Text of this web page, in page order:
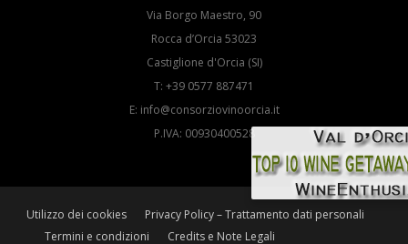
Via Borgo Maestro, 90
Rocca d’Orcia 53023
Castiglione d'Orcia (SI)
T: +39 0577 887471
E: info@consorziovinoorcia.it
P.IVA: 00930400528
Utilizzo dei cookies
Privacy Policy – Trattamento dati personali
Termini e condizioni
Credits e Note Legali